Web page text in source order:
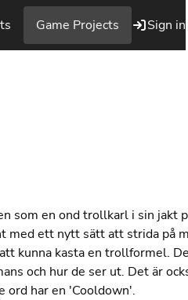
Game Projects Sign in
som en ond trollkarl i sin jakt
med ett nytt sätt att strida på
kunna kasta en trollformel.
och hur de ser ut. Det är
ord har en 'Cooldown'.